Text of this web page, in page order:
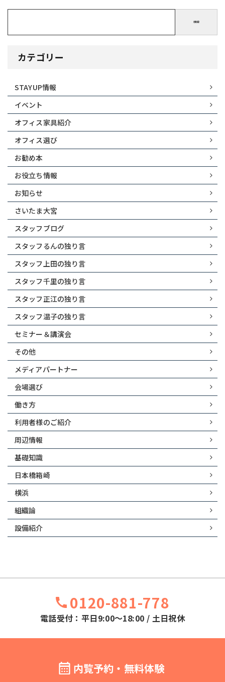
検索
カテゴリー
STAYUP情報
イベント
オフィス家具紹介
オフィス選び
お勧め本
お役立ち情報
お知らせ
さいたま大宮
スタッフブログ
スタッフるんの独り言
スタッフ上田の独り言
スタッフ千里の独り言
スタッフ正江の独り言
スタッフ温子の独り言
セミナー＆講演会
その他
メディアパートナー
会場選び
働き方
利用者様のご紹介
周辺情報
基礎知識
日本橋箱崎
横浜
組織論
設備紹介
0120-881-778
電話受付：平日9:00～18:00 / 土日祝休
内覧予約・無料体験